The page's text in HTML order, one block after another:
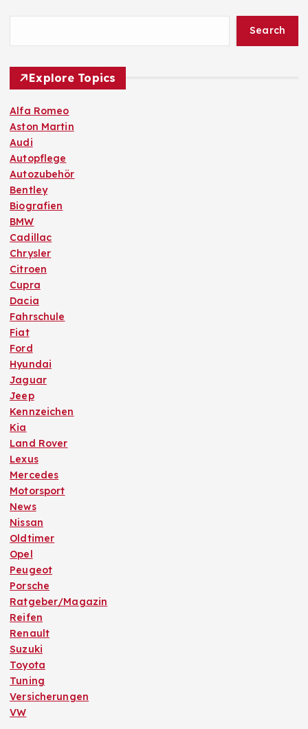
Search
Explore Topics
Alfa Romeo
Aston Martin
Audi
Autopflege
Autozubehör
Bentley
Biografien
BMW
Cadillac
Chrysler
Citroen
Cupra
Dacia
Fahrschule
Fiat
Ford
Hyundai
Jaguar
Jeep
Kennzeichen
Kia
Land Rover
Lexus
Mercedes
Motorsport
News
Nissan
Oldtimer
Opel
Peugeot
Porsche
Ratgeber/Magazin
Reifen
Renault
Suzuki
Toyota
Tuning
Versicherungen
VW